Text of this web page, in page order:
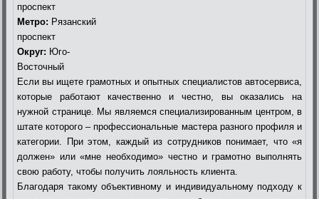
проспект
Метро: Рязанский
проспект
Округ: Юго-
Восточный
Если вы ищете грамотных и опытных специалистов автосервиса,
которые работают качественно и честно, вы оказались на
нужной странице. Мы являемся специализированным центром, в
штате которого – профессиональные мастера разного профиля и
категории. При этом, каждый из сотрудников понимает, что «я
должен» или «мне необходимо» честно и грамотно выполнять
свою работу, чтобы получить лояльность клиента.
Благодаря такому объективному и индивидуальному подходу к